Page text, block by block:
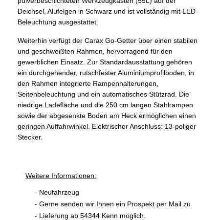
Deichsel, Alufelgen in Schwarz und ist vollständig mit LED-
Beleuchtung ausgestattet.
Weiterhin verfügt der Carax Go-Getter über einen stabilen
und geschweißten Rahmen, hervorragend für den
gewerblichen Einsatz. Zur Standardausstattung gehören
ein durchgehender, rutschfester Aluminiumprofilboden, in
den Rahmen integrierte Rampenhalterungen,
Seitenbeleuchtung und ein automatisches Stützrad. Die
niedrige Ladefläche und die 250 cm langen Stahlrampen
sowie der abgesenkte Boden am Heck ermöglichen einen
geringen Auffahrwinkel. Elektrischer Anschluss: 13-poliger
Stecker.
Weitere Informationen:
- Neufahrzeug
- Gerne senden wir Ihnen ein Prospekt per Mail zu
- Lieferung ab 54344 Kenn möglich.